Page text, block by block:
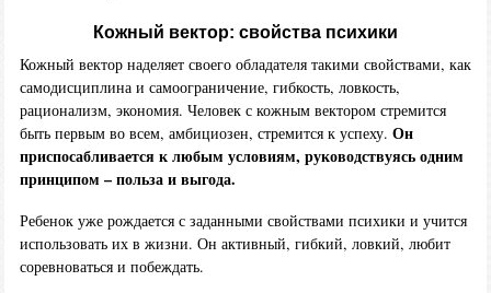
Кожный вектор: свойства психики
Кожный вектор наделяет своего обладателя такими свойствами, как
самодисциплина и самоограничение, гибкость, ловкость,
рационализм, экономия. Человек с кожным вектором стремится
быть первым во всем, амбициозен, стремится к успеху. Он
приспосабливается к любым условиям, руководствуясь одним
принципом – польза и выгода.
Ребенок уже рождается с заданными свойствами психики и учится
использовать их в жизни. Он активный, гибкий, ловкий, любит
соревноваться и побеждать.